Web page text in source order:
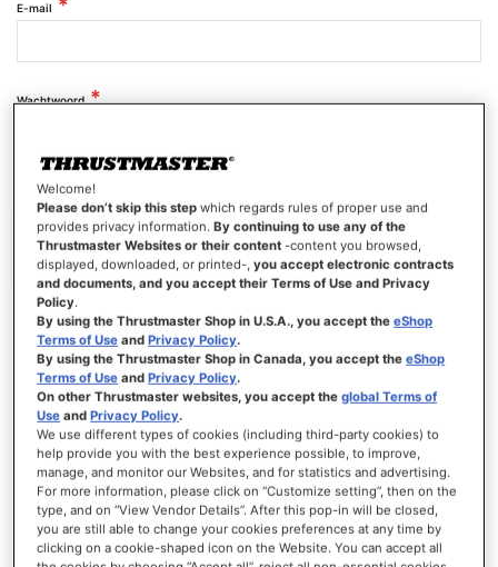
E-mail
Wachtwoord
Wachtwoord tonen
INLOGGEN
Wachtwoord vergeten?
NIEUWE KLANTEN
Het aanmaken van een account heeft vele voordelen: sneller afhandelen, meer dan
één adres registreren, volgen van bestellingen en meer.
Welcome!
Please don’t skip this step which regards rules of proper use and
provides privacy information.By continuing to use any of the
Thrustmaster Websites or their content -content you browsed,
displayed, downloaded, or printed-,you accept electronic contracts
and documents, and you accept their Terms of Use and Privacy
Policy.
By using the Thrustmaster Shop in U.S.A., you accept theeShop
Terms of Use andPrivacy Policy.
By using the Thrustmaster Shop in Canada, you accept theeShop
Terms of Use andPrivacy Policy.
On other Thrustmaster websites, you accept theglobal Terms of
Use andPrivacy Policy.
We use different types of cookies (including third-party cookies) to
help provide you with the best experience possible, to improve,
manage, and monitor our Websites, and for statistics and advertising.
For more information, please click on “Customize setting”, then on the
type, and on “View Vendor Details”. After this pop-in will be closed,
you are still able to change your cookies preferences at any time by
clicking on a cookie-shaped icon on the Website. You can accept all